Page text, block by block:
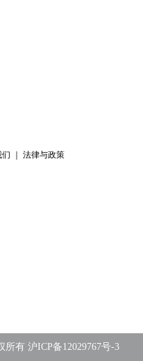
们 法律与政策
所有 沪ICP备12029767号-3